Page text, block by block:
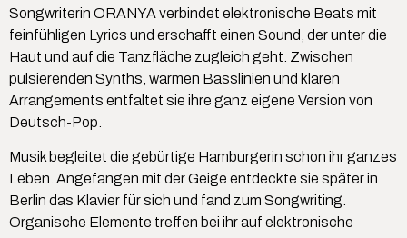
Songwriterin ORANYA verbindet elektronische Beats mit
feinfühligen Lyrics und erschafft einen Sound, der unter die
Haut und auf die Tanzfläche zugleich geht. Zwischen
pulsierenden Synths, warmen Basslinien und klaren
Arrangements entfaltet sie ihre ganz eigene Version von
Deutsch-Pop.
Musik begleitet die gebürtige Hamburgerin schon ihr ganzes
Leben. Angefangen mit der Geige entdeckte sie später in
Berlin das Klavier für sich und fand zum Songwriting.
Organische Elemente treffen bei ihr auf elektronische